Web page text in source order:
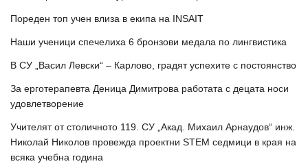
Пореден топ учен влиза в екипа на INSAIT
Наши ученици спечелиха 6 бронзови медала по лингвистика
В СУ „Васил Левски“ – Карлово, градят успехите с постоянство
За ерготерапевта Деница Димитрова работата с децата носи
удовлетворение
Учителят от столичното 119. СУ „Акад. Михаил Арнаудов“ инж.
Николай Николов провежда проектни STEM седмици в края на
всяка учебна година